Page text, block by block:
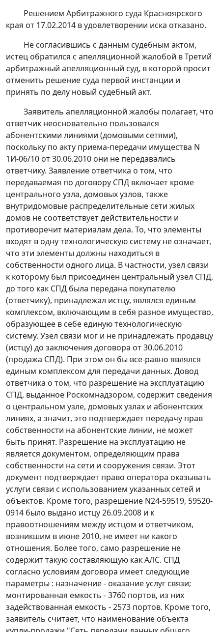
Решением Арбитражного суда Красноярского
края от 17.02.2014 в удовлетворении иска отказано.
Не согласившись с данным судебным актом,
истец обратился с апелляционной жалобой в Третий
арбитражный апелляционный суд, в которой просит
отменить решение суда первой инстанции и
принять по делу новый судебный акт.
Заявитель апелляционной жалобы полагает, что
ответчик неосновательно пользовался
абонентскими линиями (домовыми сетями),
поскольку по акту приема-передачи имущества N
1И-06/10 от 30.06.2010 они не передавались
ответчику. Заявление ответчика о том, что
передаваемая по договору СПД включает кроме
центрального узла, домовых узлов, также
внутридомовые распределительные сети жилых
домов не соответствует действительности и
противоречит материалам дела. То, что элементы
входят в одну технологическую систему не означает,
что эти элементы должны находиться в
собственности одного лица. В частности, узел связи
к которому был присоединен центральный узел СПД,
до того как СПД была передана покупателю
(ответчику), принадлежал истцу, являлся единым
комплексом, включающим в себя разное имущество,
образующее в себе единую технологическую
систему. Узел связи мог и не принадлежать продавцу
(истцу) до заключения договора от 30.06.2010
(продажа СПД). При этом он бы все-равно являлся
единым комплексом для передачи данных. Довод
ответчика о том, что разрешение на эксплуатацию
СПД, выданное Роскомнадзором, содержит сведения
о центральном узле, домовых узлах и абонентских
линиях, а значит, это подтверждает передачу прав
собственности на абонентские линии, не может
быть принят. Разрешение на эксплуатацию не
является документом, определяющим права
собственности на сети и сооружения связи. Этот
документ подтверждает право оператора оказывать
услуги связи с использованием указанных сетей и
объектов. Кроме того, разрешение N24-59519, 59520-
0914 было выдано истцу 26.09.2008 и к
правоотношениям между истцом и ответчиком,
возникшим в июне 2010, не имеет ни какого
отношения. Более того, само разрешение не
содержит такую составляющую как АЛС. СПД
согласно условиям договора имеет следующие
параметры : назначение - оказание услуг связи;
монтированная емкость - 3760 портов, из них
задействованная емкость - 2573 портов. Кроме того,
заявитель считает, что наименование объекта